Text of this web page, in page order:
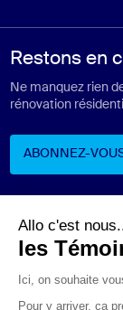
Restons en
Ne manquez rien
rénovation
ABONNEZ-
ABONNEZ-
Suivez-nous